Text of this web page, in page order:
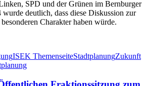
SPD und der Grünen im Bernburger
wurde deutlich, dass diese Diskussion zur
Charakter haben würde.
ISEK ThemenseiteStadtplanungZukunft